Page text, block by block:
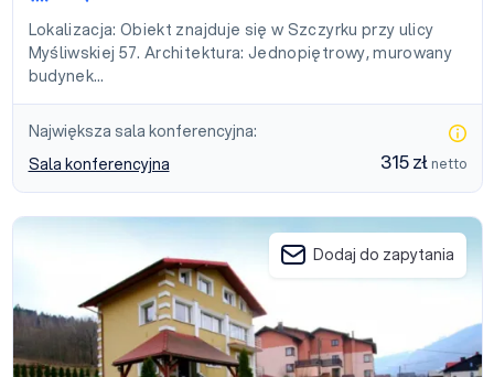
Lokalizacja: Obiekt znajduje się w Szczyrku przy ulicy
Myśliwskiej 57. Architektura: Jednopiętrowy, murowany
budynek…
Największa sala konferencyjna:
Sala konferencyjna
315 zł netto
Gajówka & Vita kompleks noclegowy
Dodaj do zapytania